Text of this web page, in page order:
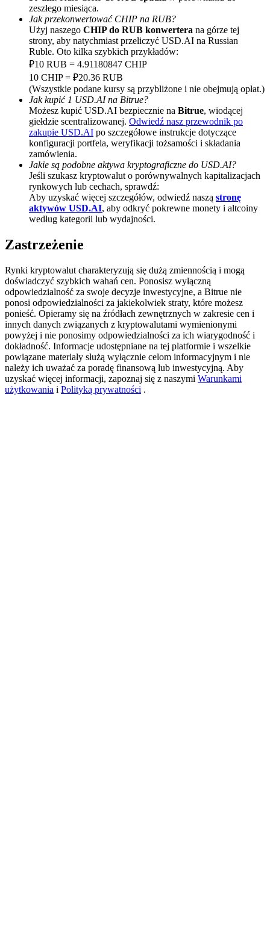
BTC Welcome Rewards
Deposit & Trade BTC to Share 25000 USDT prize pool!
Deposit CASHCAT & Win
Share 500000 CASHCAT prize pool
Exclusive for BitMart Users
Register & Trade to Win 500,000 USDT
Precious Metals Trading Carnival
Trade Gold & Silver · 33,333 USDT Bonus
zeszłego miesiąca.
Jak przekonwertować CHIP na RUB?
Użyj naszego CHIP do RUB konwertera na górze tej
strony, aby natychmiast przeliczyć USD.AI na Russian
Ruble. Oto kilka szybkich przykładów:
₽10 RUB = 4.91180847 CHIP
10 CHIP = ₽20.36 RUB
(Wszystkie podane kursy są przybliżone i nie obejmują opłat.)
Jak kupić 1 USD.AI na Bitrue?
Możesz kupić USD.AI bezpiecznie na Bitrue, wiodącej
giełdzie scentralizowanej. Odwiedź nasz przewodnik po
zakupie USD.AI po szczegółowe instrukcje dotyczące
konfiguracji portfela, weryfikacji tożsamości i składania
zamówienia.
Jakie są podobne aktywa kryptograficzne do USD.AI?
Jeśli szukasz kryptowalut o porównywalnych kapitalizacjach
rynkowych lub cechach, sprawdź:
Aby uzyskać więcej szczegółów, odwiedź naszą stronę
aktywów USD.AI, aby odkryć pokrewne monety i altcoiny
według kategorii lub wydajności.
Zastrzeżenie
Rynki kryptowalut charakteryzują się dużą zmiennością i mogą
doświadczyć szybkich wahań cen. Ponosisz wyłączną
odpowiedzialność za swoje decyzje inwestycyjne, a Bitrue nie
ponosi odpowiedzialności za jakiekolwiek straty, które możesz
ponieść. Opieramy się na źródłach zewnętrznych w zakresie cen i
innych danych związanych z kryptowalutami wymienionymi
powyżej i nie ponosimy odpowiedzialności za ich wiarygodność i
dokładność. Informacje udostępniane na tej platformie i wszelkie
powiązane materiały służą wyłącznie celom informacyjnym i nie
należy ich uważać za poradę finansową lub inwestycyjną. Aby
uzyskać więcej informacji, zapoznaj się z naszymi Warunkami
użytkowania i Polityką prywatności .